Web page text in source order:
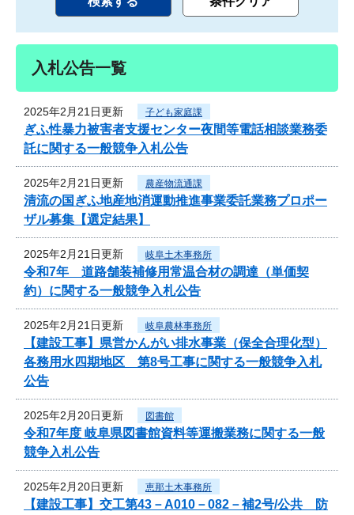
入札公告一覧
2025年2月21日更新 子ども家庭課
ぎふ性暴力被害者支援センター夜間等電話相談業務委
託に関する一般競争入札公告
2025年2月21日更新 農産物流通課
清流の国ぎふ地産地消運動推進事業委託業務プロポー
ザル募集【選定結果】
2025年2月21日更新 岐阜土木事務所
令和7年 道路舗装補修用常温合材の調達（単価契
約）に関する一般競争入札公告
2025年2月21日更新 岐阜農林事務所
【建設工事】県営かんがい排水事業（保全合理化型）
各務用水四期地区 第8号工事に関する一般競争入札
公告
2025年2月20日更新 図書館
令和7年度 岐阜県図書館資料等運搬業務に関する一般
競争入札公告
2025年2月20日更新 恵那土木事務所
【建設工事】交工第43－A010－082－補2号/公共 防